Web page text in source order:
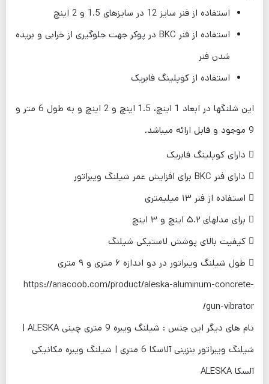
استفاده از فنر سایز 12 در سایزهای 1.5 و 2 اینچ
استفاده از فنر BKC در پوکر جهت جلوگیری از خرابی و بریده
شدن فنر
استفاده از کوپلینگ فابریک
این شلنگها در ابعاد 1 اینچ، 1.5 اینچ و 2 اینچ و به طول 6 متر و
9 موجود و قابل ارائه میباشد.
 دارای کوپلینگ فابریک
 دارای فنر BKC برای افزایش عمر شیلنگ ویبراتور
 استفاده از فنر ۱۳ میلیمتری
 برای مدلهای ۵.۲ اینچ و ۳ اینچ
 کیفیت بالای پوشش لاستیکی شیلنگ
 طول شیلنگ ویبراتور در دو اندازه ۶ متری و ۹ متری
https://ariacoob.com/product/aleska-aluminum-concrete-
gun-vibrator/
نام های دیگر این جنس : شیلنگ ویبره 9 متری چینی ALESKA |
شیلنگ ویبراتور بنزینی آلاسکا 6 متری | شیلنگ ویبره مکانیکی
آلسکا ALESKA